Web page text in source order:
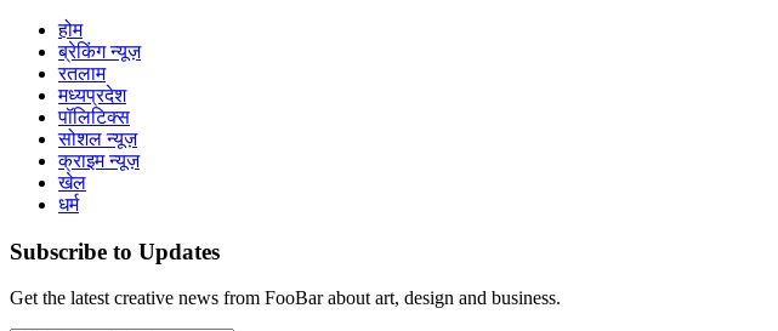
होम
ब्रेकिंग न्यूज़
रतलाम
मध्यप्रदेश
पॉलिटिक्स
सोशल न्यूज़
क्राइम न्यूज़
खेल
धर्म
Subscribe to Updates
Get the latest creative news from FooBar about art, design and business.